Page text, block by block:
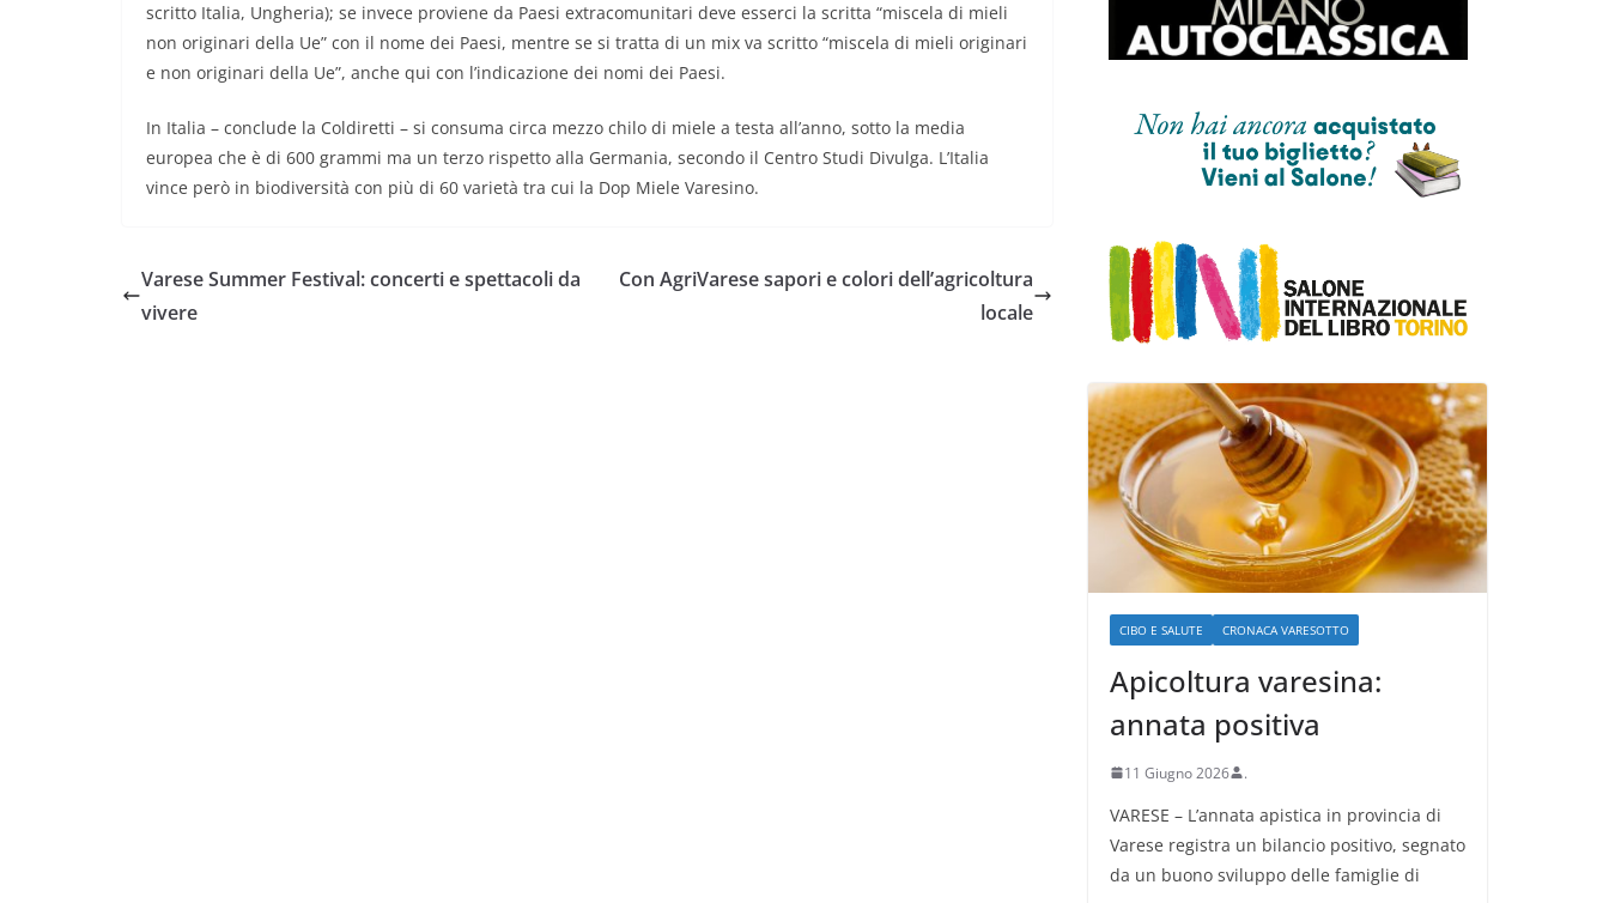
scritto Italia, Ungheria); se invece proviene da Paesi extracomunitari deve esserci la scritta “miscela di mieli
non originari della Ue” con il nome dei Paesi, mentre se si tratta di un mix va scritto “miscela di mieli originari
e non originari della Ue”, anche qui con l’indicazione dei nomi dei Paesi.
In Italia – conclude la Coldiretti – si consuma circa mezzo chilo di miele a testa all’anno, sotto la media
europea che è di 600 grammi ma un terzo rispetto alla Germania, secondo il Centro Studi Divulga. L’Italia
vince però in biodiversità con più di 60 varietà tra cui la Dop Miele Varesino.
Varese Summer Festival: concerti e spettacoli da
vivere
Con AgriVarese sapori e colori dell’agricoltura
locale
CIBO E SALUTE CRONACA VARESOTTO
Apicoltura varesina:
annata positiva
11 Giugno 2026 .
VARESE – L’annata apistica in provincia di
Varese registra un bilancio positivo, segnato
da un buono sviluppo delle famiglie di